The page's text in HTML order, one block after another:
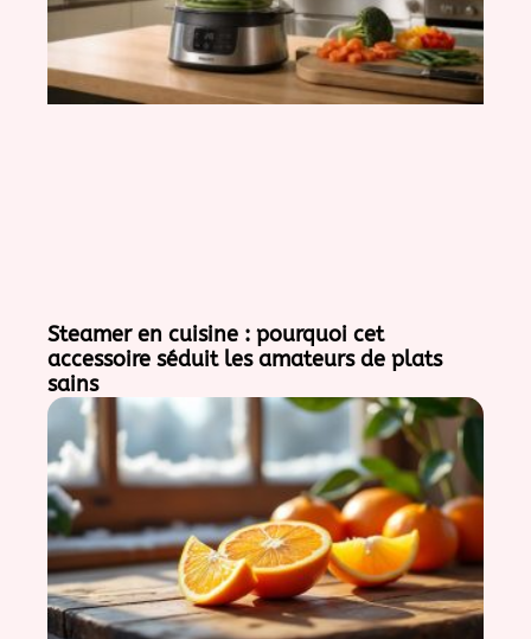
Steamer en cuisine : pourquoi cet
accessoire séduit les amateurs de plats
sains